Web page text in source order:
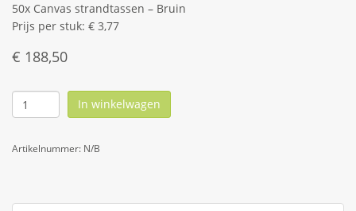
50x Canvas strandtassen – Bruin
Prijs per stuk: € 3,77
€ 188,50
In winkelwagen
Artikelnummer: N/B